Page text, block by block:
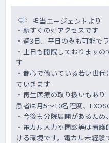
担当エージェントより
・駅すぐの好アクセスです
・週3日、平日のみも可能で
・土日も開院しております
す
・都心で働いている若い世
ていきます
・再生医療の取り扱いもあ
患者は月5～10名程度、
・今後も分院展開があるため
・電カル入力や問診等は看
ける環境です。電カル未経験